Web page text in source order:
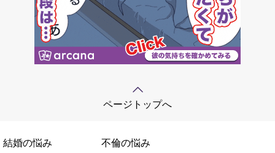
ページトップへ
結婚の悩み 不倫の悩み